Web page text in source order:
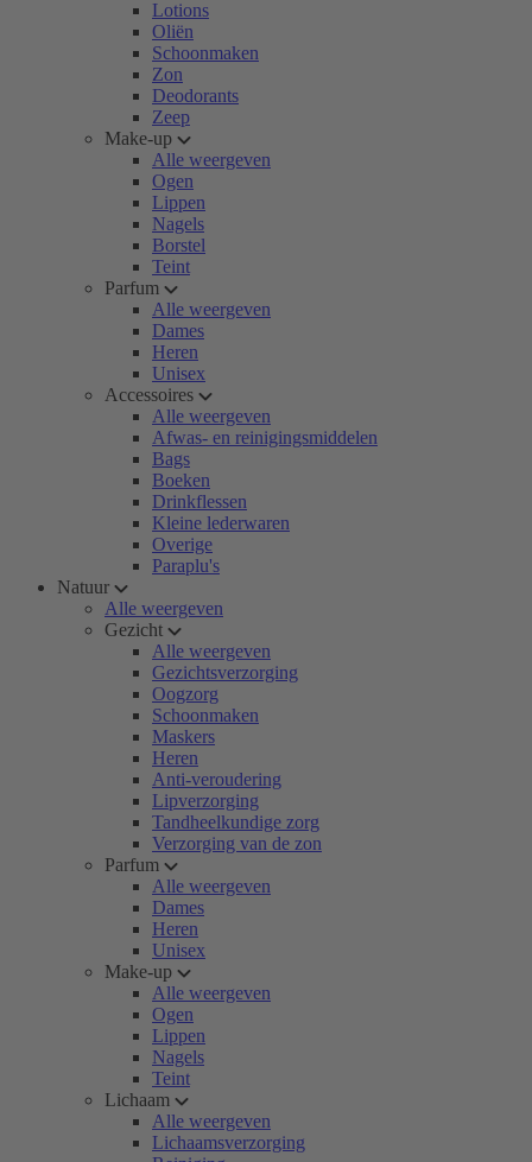
Lotions
Oliën
Schoonmaken
Zon
Deodorants
Zeep
Make-up
Alle weergeven
Ogen
Lippen
Nagels
Borstel
Teint
Parfum
Alle weergeven
Dames
Heren
Unisex
Accessoires
Alle weergeven
Afwas- en reinigingsmiddelen
Bags
Boeken
Drinkflessen
Kleine lederwaren
Overige
Paraplu's
Natuur
Alle weergeven
Gezicht
Alle weergeven
Gezichtsverzorging
Oogzorg
Schoonmaken
Maskers
Heren
Anti-veroudering
Lipverzorging
Tandheelkundige zorg
Verzorging van de zon
Parfum
Alle weergeven
Dames
Heren
Unisex
Make-up
Alle weergeven
Ogen
Lippen
Nagels
Teint
Lichaam
Alle weergeven
Lichaamsverzorging